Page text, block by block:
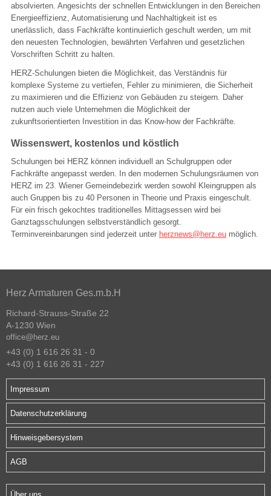
absolvierten. Angesichts der schnellen Entwicklungen in den Bereichen
Energieeffizienz, Automatisierung und Nachhaltigkeit ist es
unerlässlich, dass Fachkräfte kontinuierlich geschult werden, um mit
den neuesten Technologien, bewährten Verfahren und gesetzlichen
Vorschriften Schritt zu halten.
HERZ-Schulungen bieten die Möglichkeit, das Verständnis für
komplexe Systeme zu vertiefen, Fehler zu minimieren, die Sicherheit
zu maximieren und die Effizienz von Gebäuden zu steigern. Daher
nutzen auch viele Unternehmen die Möglichkeit der
zukunftsorientierten Investition in das Know-how der Fachkräfte.
Wissenswert, kostenlos und köstlich
Schulungen bei HERZ können individuell an Schulgruppen oder
Fachkräfte angepasst werden. In den modernen Schulungsräumen von
HERZ im 23. Wiener Gemeindebezirk werden sowohl Kleingruppen als
auch Gruppen bis zu 40 Personen in Theorie und Praxis eingeschult.
Für ein frisch gekochtes traditionelles Mittagsessen wird bei
Ganztagsschulungen selbstverständlich gesorgt.
Terminvereinbarungen sind jederzeit unter herznews@herz.eu möglich.
Herz Armaturen Ges.m.b.H
Richard-Strauss-Straße 22
A-1230 Wien
office@herz.eu
+43 (0) 1 616 26 31 - 0
+43 (0) 1 616 26 31 - 227
Impressum
Datenschutzerklärung
Hinweisgebersystem
AGB